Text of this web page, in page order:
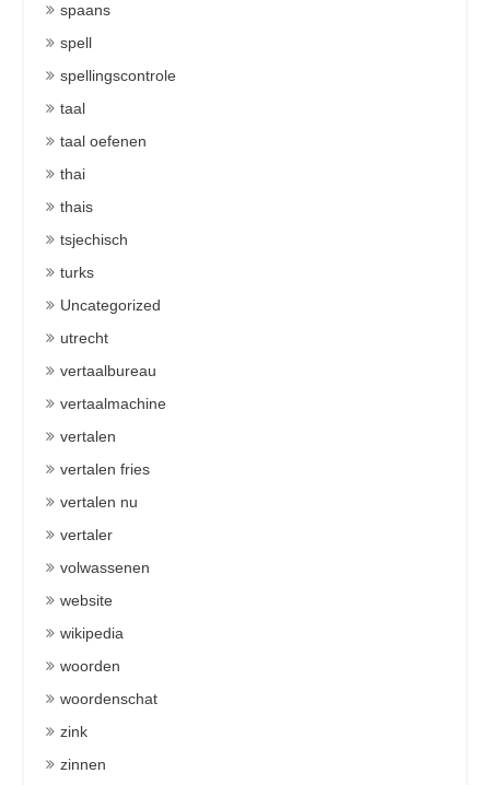
spaans
spell
spellingscontrole
taal
taal oefenen
thai
thais
tsjechisch
turks
Uncategorized
utrecht
vertaalbureau
vertaalmachine
vertalen
vertalen fries
vertalen nu
vertaler
volwassenen
website
wikipedia
woorden
woordenschat
zink
zinnen